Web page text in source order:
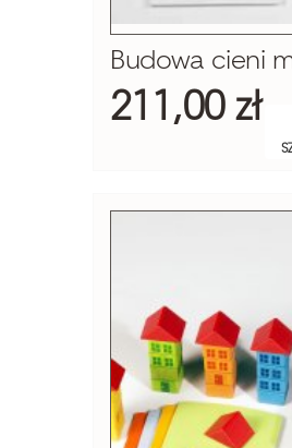
Budowa cieni
211,00 zł